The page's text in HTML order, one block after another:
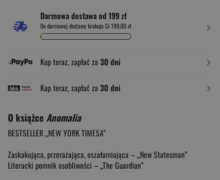
Darmowa dostawa od 199 zł
Do darmowej dostawy brakuje Ci 199,00 zł
Kup teraz, zapłać za 30 dni
Kup teraz, zapłać za 30 dni
O książce Anomalia
BESTSELLER „NEW YORK TIMESA”
Zaskakująca, przerażająca, oszałamiająca – „New Statesman”
Literacki pomnik osobliwości – „The Guardian”